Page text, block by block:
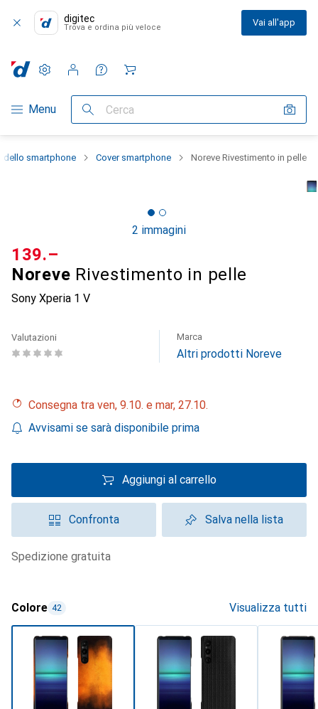
digitec
Trova e ordina più veloce Vai all'app
Categoria Navigazione
Menu Cerca
Impostazioni
Conto cliente
Liste di confronto
Liste dei desideri
Carrello
dello smartphone Cover smartphone Noreve Rivestimento in pelle
2 immagini
Noreve Rivestimento in pelle
Sony Xperia 1 V
CHF
139.–
Valutazioni Marca
Altri prodotti Noreve
Consegna tra ven, 9.10. e mar, 27.10.
Avvisami se sarà disponibile prima
Aggiungi al carrello
Confronta Salva nella lista
spedizione gratuita
Colore 42 Visualizza tutti